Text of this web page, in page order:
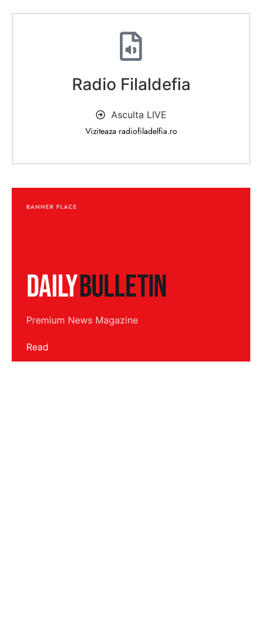
Radio Filaldefia
Asculta LIVE
Viziteaza radiofiladelfia.ro
BANNER PLACE
Premium News Magazine
Read